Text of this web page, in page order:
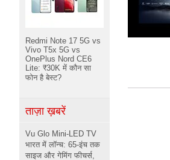
Redmi Note 17 5G vs
Vivo T5x 5G vs
OnePlus Nord CE6
Lite: ₹30K में कौन सा
फोन है बेस्ट?
ताज़ा ख़बरें
Vu Glo Mini-LED TV
भारत में लॉन्च: 65-इंच तक
साइज और गेमिंग फीचर्स,